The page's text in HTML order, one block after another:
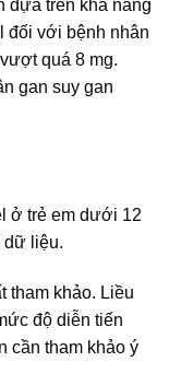
dựa trên khả năng
đối với bệnh nhân
quá 8 mg.
gan suy gan
ở trẻ em dưới 12
dữ liệu.
tham khảo. Liều
độ diễn tiến
cần tham khảo ý